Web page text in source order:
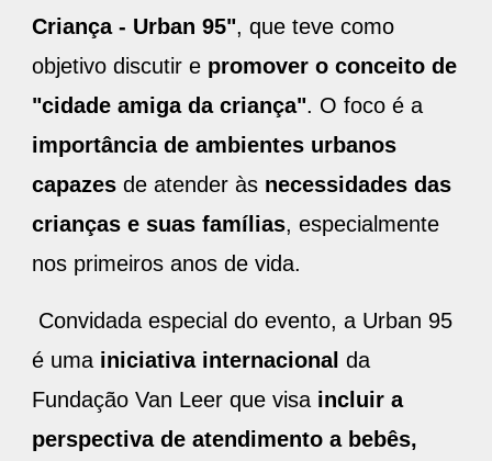
Criança - Urban 95", que teve como
objetivo discutir e promover o conceito de
"cidade amiga da criança". O foco é a
importância de ambientes urbanos
capazes de atender às necessidades das
crianças e suas famílias, especialmente
nos primeiros anos de vida.
Convidada especial do evento, a Urban 95
é uma iniciativa internacional da
Fundação Van Leer que visa incluir a
perspectiva de atendimento a bebês,